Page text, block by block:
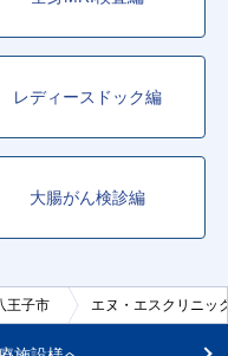
レディースドック編
大腸がん検診編
王子市 エヌ・エスクリニッ